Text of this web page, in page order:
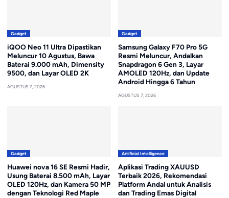
Gadget
iQOO Neo 11 Ultra Dipastikan
Meluncur 10 Agustus, Bawa
Baterai 9.000 mAh, Dimensity
9500, dan Layar OLED 2K
AGUSTUS 7, 2026
Gadget
Samsung Galaxy F70 Pro 5G
Resmi Meluncur, Andalkan
Snapdragon 6 Gen 3, Layar
AMOLED 120Hz, dan Update
Android Hingga 6 Tahun
AGUSTUS 7, 2026
Gadget
Huawei nova 16 SE Resmi Hadir,
Usung Baterai 8.500 mAh, Layar
OLED 120Hz, dan Kamera 50 MP
dengan Teknologi Red Maple
Artificial Intelligence
Aplikasi Trading XAUUSD
Terbaik 2026, Rekomendasi
Platform Andal untuk Analisis
dan Trading Emas Digital